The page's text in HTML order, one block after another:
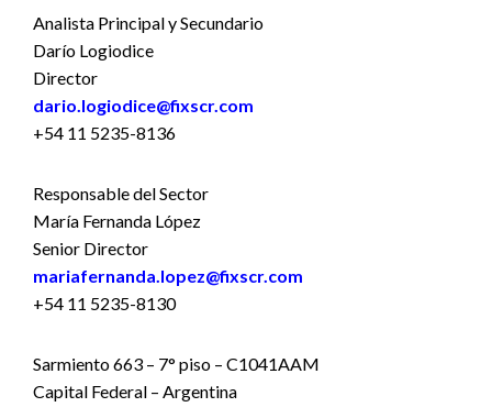
Analista Principal y Secundario
Darío Logiodice
Director
dario.logiodice@fixscr.com
+54 11 5235-8136
Responsable del Sector
María Fernanda López
Senior Director
mariafernanda.lopez@fixscr.com
+54 11 5235-8130
Sarmiento 663 – 7° piso – C1041AAM
Capital Federal – Argentina